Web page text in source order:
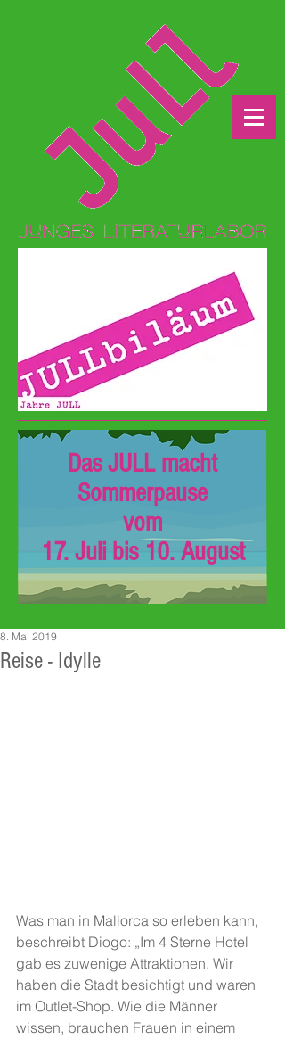
Das JULL macht
Sommerpause
vom
17. Juli bis 10. August
Reise - Idylle
8. Mai 2019
Was man in Mallorca so erleben kann,
beschreibt Diogo: „Im 4 Sterne Hotel
gab es zuwenige Attraktionen. Wir
haben die Stadt besichtigt und waren
im Outlet-Shop. Wie die Männer
wissen, brauchen Frauen in einem